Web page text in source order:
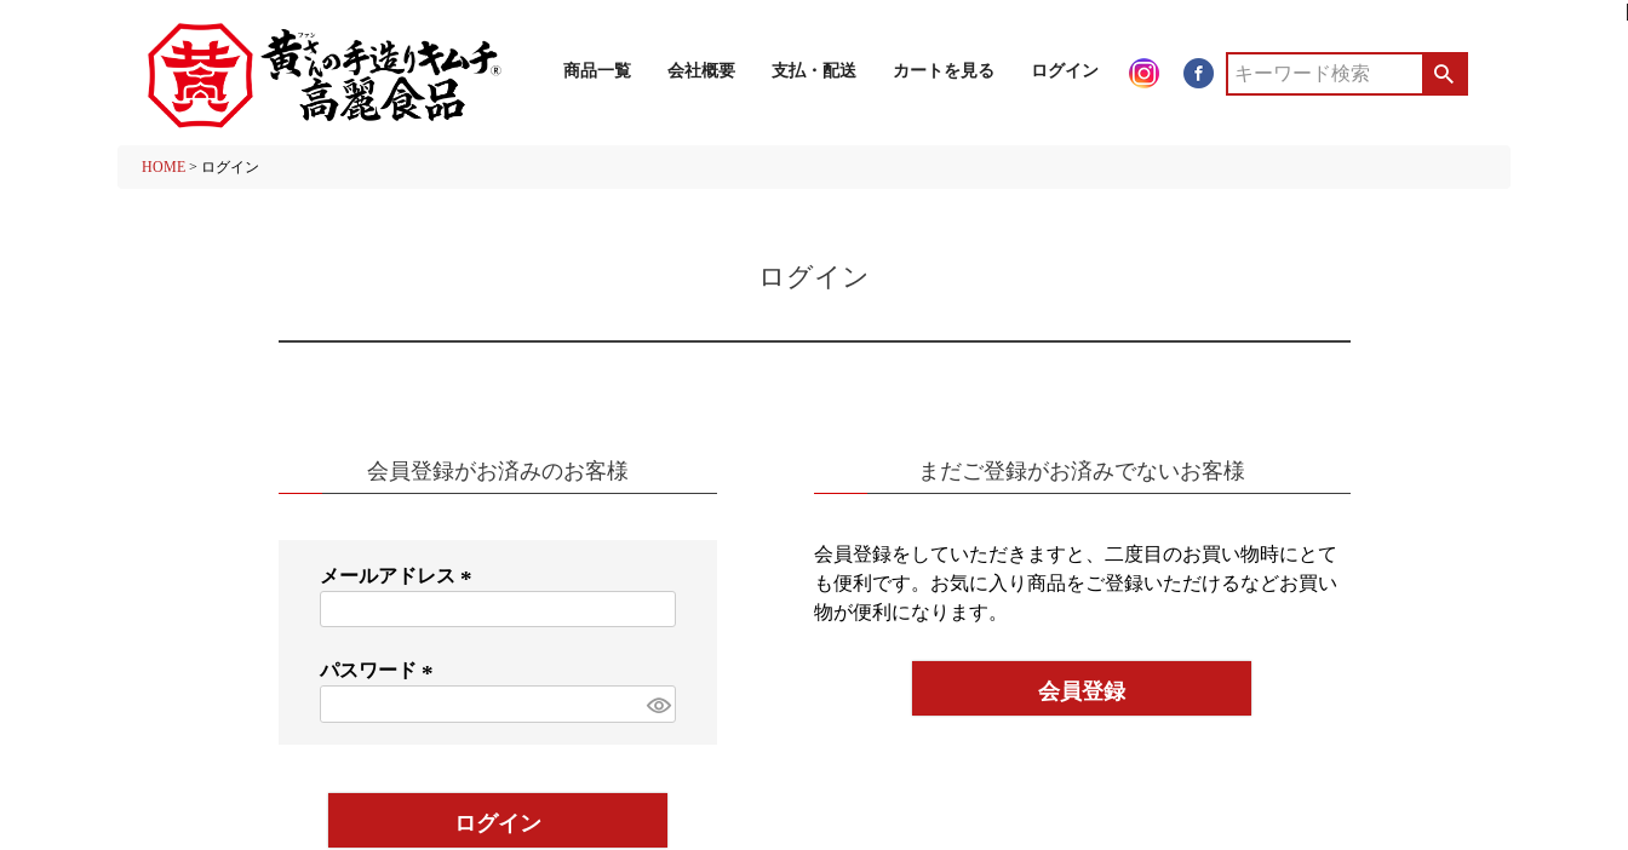
商品一覧 会社概要 支払・配送 カートを見る ログイン
検索
HOME ログイン
ログイン
会員登録がお済みのお客様
メールアドレス
パスワード
)
ログイン
まだご登録がお済みでないお客様
会員登録をしていただきますと、二度目のお買い物時にとて
も便利です。 お気に入り商品をご登録いただけるなどお買い
物が便利になります。
会員登録